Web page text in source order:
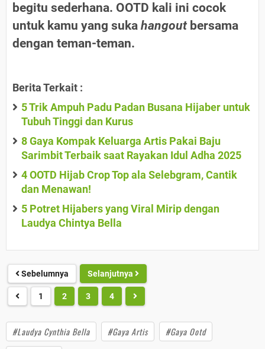
begitu sederhana. OOTD kali ini cocok
untuk kamu yang suka hangoutbersama
dengan teman-teman.
Berita Terkait :
5 Trik Ampuh Padu Padan Busana Hijaber untuk
Tubuh Tinggi dan Kurus
8 Gaya Kompak Keluarga Artis Pakai Baju
Sarimbit Terbaik saat Rayakan Idul Adha 2025
4 OOTD Hijab Crop Top ala Selebgram, Cantik
dan Menawan!
5 Potret Hijabers yang Viral Mirip dengan
Laudya Chintya Bella
Sebelumnya Selanjutnya
1 2 3 4
#Laudya Cynthia Bella #Gaya Artis
#Gaya Ootd